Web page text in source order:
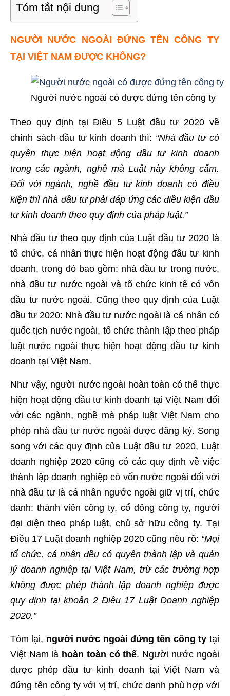
Tóm tắt nội dung
NGƯỜI NƯỚC NGOÀI ĐỨNG TÊN CÔNG TY
TẠI VIỆT NAM ĐƯỢC KHÔNG?
Người nước ngoài có được đứng tên công ty
Theo quy định tại Điều 5 Luật đầu tư 2020 về
chính sách đầu tư kinh doanh thì: “Nhà đầu tư có
quyền thực hiện hoạt động đầu tư kinh doanh
trong các ngành, nghề mà Luật này không cấm.
Đối với ngành, nghề đầu tư kinh doanh có điều
kiện thì nhà đầu tư phải đáp ứng các điều kiện đầu
tư kinh doanh theo quy định của pháp luật.”
Nhà đầu tư theo quy định của Luật đầu tư 2020 là
tổ chức, cá nhân thực hiện hoạt động đầu tư kinh
doanh, trong đó bao gồm: nhà đầu tư trong nước,
nhà đầu tư nước ngoài và tổ chức kinh tế có vốn
đầu tư nước ngoài. Cũng theo quy định của Luật
đầu tư 2020: Nhà đầu tư nước ngoài là cá nhân có
quốc tịch nước ngoài, tổ chức thành lập theo pháp
luật nước ngoài thực hiện hoạt động đầu tư kinh
doanh tại Việt Nam.
Như vậy, người nước ngoài hoàn toàn có thể thực
hiện hoạt động đầu tư kinh doanh tại Việt Nam đối
với các ngành, nghề mà pháp luật Việt Nam cho
phép nhà đầu tư nước ngoài được đăng ký. Song
song với các quy định của Luật đầu tư 2020, Luật
doanh nghiệp 2020 cũng có các quy định về việc
thành lập doanh nghiệp có vốn nước ngoài đối với
nhà đầu tư là cá nhân ngước ngoài giữ vị trí, chức
danh: thành viên công ty, cổ đông công ty, người
đại diện theo pháp luật, chủ sở hữu công ty. Tại
Điều 17 Luật doanh nghiệp 2020 cũng nêu rõ: “Mọi
tổ chức, cá nhân đều có quyền thành lập và quản
lý doanh nghiệp tại Việt Nam, trừ các trường hợp
không được phép thành lập doanh nghiệp được
quy định tại khoản 2 Điều 17 Luật Doanh nghiệp
2020.”
Tóm lại, người nước ngoài đứng tên công ty tại
Việt Nam là hoàn toàn có thể. Người nước ngoài
được phép đầu tư kinh doanh tại Việt Nam và
đứng tên công ty với vị trí, chức danh phù hợp với